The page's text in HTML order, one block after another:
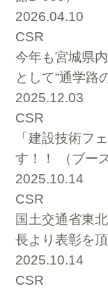
2026.04.10
CSR
今年も宮城県
として“通学路
2025.12.03
CSR
「建設技術フ
す！！ （ブー
2025.10.14
CSR
国土交通省東
長より表彰を
2025.10.14
CSR